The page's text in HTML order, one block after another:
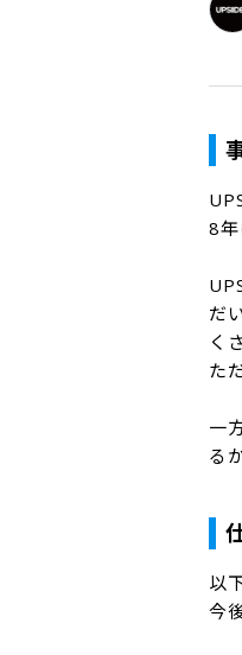
8年
だ
く
た
一
る
以
今